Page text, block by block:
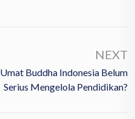
NEXT
Umat Buddha Indonesia Belum
Serius Mengelola Pendidikan?